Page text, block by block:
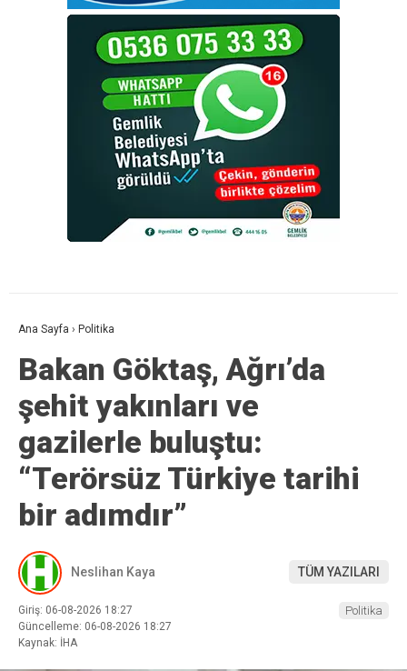
Ana Sayfa › Politika
Bakan Göktaş, Ağrı’da
şehit yakınları ve
gazilerle buluştu:
“Terörsüz Türkiye tarihi
bir adımdır”
Neslihan Kaya TÜM YAZILARI
Giriş: 06-08-2026 18:27
Güncelleme: 06-08-2026 18:27
Kaynak: İHA
Politika